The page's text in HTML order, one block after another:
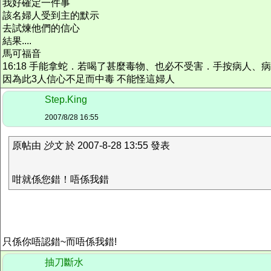
我好確定一件事
該名婦人受到主的默示
去試煉他們的信心
結果....
馬可福音
16:18 手能拿蛇．若喝了甚麼毒物、也必不受害．手按病人、病
因為此3人信心不足而中毒 不能怪這婦人
Step.King
2007/8/28 16:55
原帖由 沙文於 2007-8-28 13:55 發表
咁就係您錯！唔係我錯
只係你唔認錯~而唔係我錯!
抽刀斷水